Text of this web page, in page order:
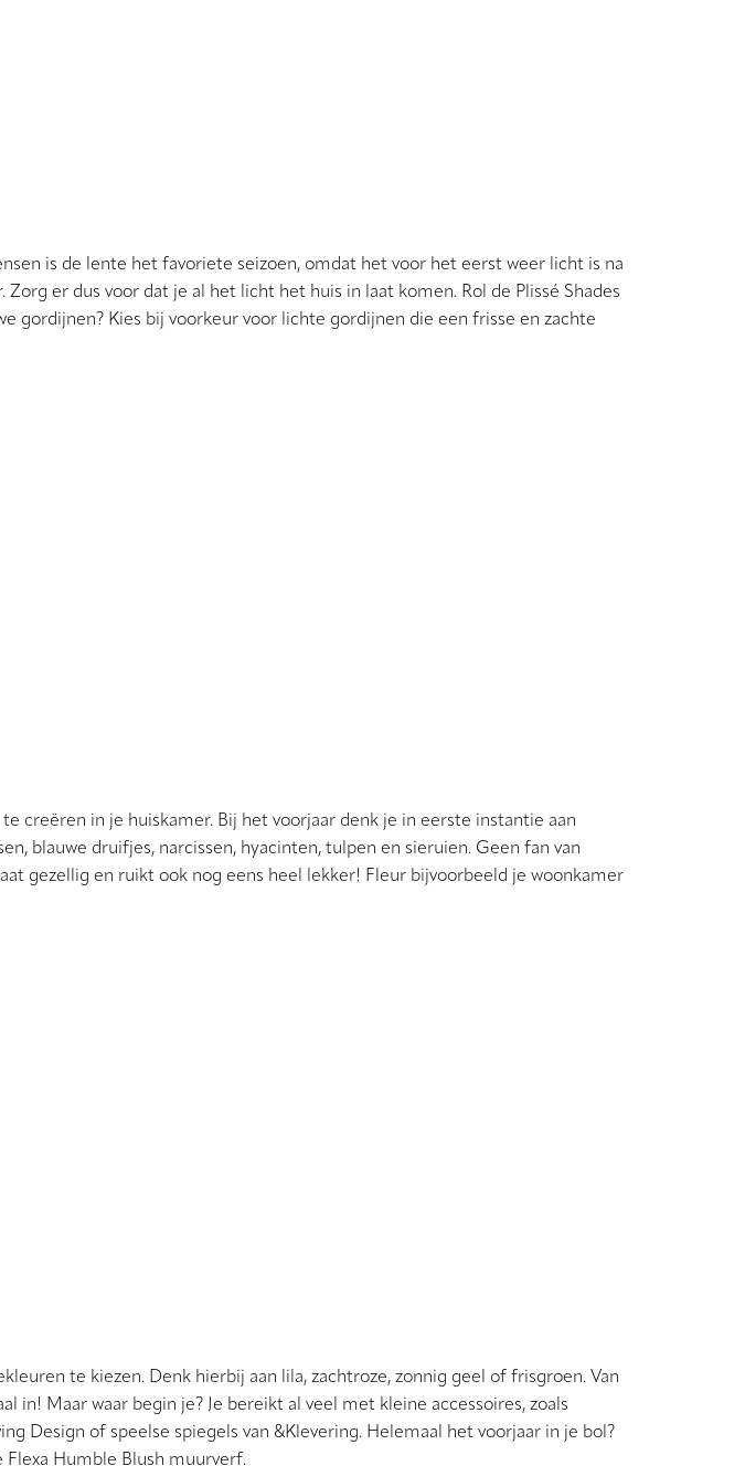
is de lente het favoriete seizoen, omdat het voor het eerst weer licht is na
er dus voor dat je al het licht het huis in laat komen. Rol de Plissé Shades
gordijnen? Kies bij voorkeur voor lichte gordijnen die een frisse en zachte
creëren in je huiskamer. Bij het voorjaar denk je in eerste instantie aan
blauwe druifjes, narcissen, hyacinten, tulpen en sieruien. Geen fan van
gezellig en ruikt ook nog eens heel lekker! Fleur bijvoorbeeld je woonkamer
te kiezen. Denk hierbij aan lila, zachtroze, zonnig geel of frisgroen. Van
Maar waar begin je? Je bereikt al veel met kleine accessoires, zoals
Design of speelse spiegels van &Klevering. Helemaal het voorjaar in je bol?
Flexa Humble Blush muurverf.